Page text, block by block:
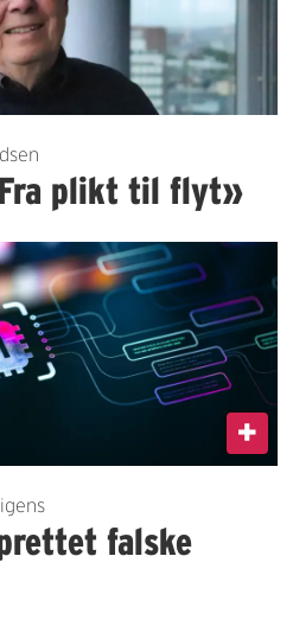
plikt til flyt»
falske